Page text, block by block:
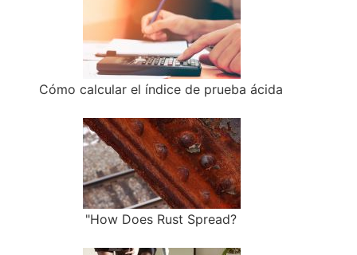
Cómo calcular el índice de prueba ácida
"How Does Rust Spread?